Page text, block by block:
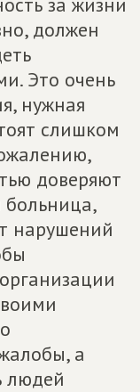
должен
Это очень
нужная
слишком
доверяют
нарушений
а
людей